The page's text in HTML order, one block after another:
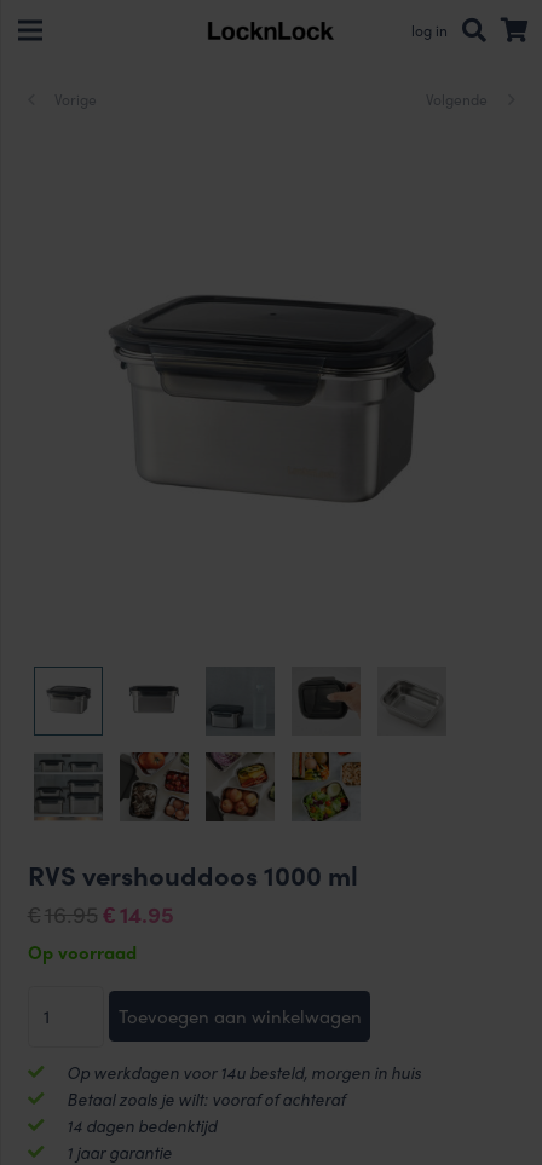
log in
Vorige Volgende
RVS vershouddoos 1000 ml
€16.95Oorspronkelijke
prijs
€16.95.
€ 14.95Huidige
Op voorraad
vershouddoos
1000
ml
aantal
Toevoegen aan winkelwagen
Op werkdagen voor 14u besteld, morgen in huis
Betaal zoals je wilt: vooraf of achteraf
14 dagen bedenktijd
1 jaar garantie